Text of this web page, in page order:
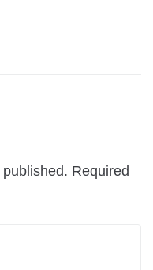
Required